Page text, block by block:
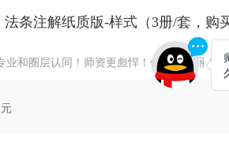
法条注解纸质版-样式（3册/套，购
业和圈层认同！师资更彪悍！价格更美丽！
元